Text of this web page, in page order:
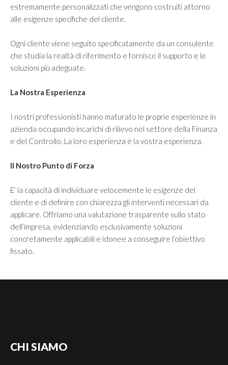
estremamente personalizzati che vengono costruiti attorno
alle esigenze specifiche del cliente.
Ogni cliente viene seguito specificatamente da un consulente
che studia la realtà di riferimento e fornisce il supporto e le
soluzioni più adeguate.
La Nostra Esperienza
I nostri professionisti hanno maturato le proprie esperienze in
azienda occupando incarichi di rilievo nel settore della Finanza
e del Controllo. La loro esperienza è la vostra esperienza.
Il Nostro Punto di Forza
E’ la capacità di individuare velocemente le esigenze del
cliente e di definire con chiarezza gli interventi necessari da
applicare. Offriamo una valutazione trasparente sullo stato
dell’impresa, evidenziando esclusivamente soluzioni
concretamente applicabili e idonee a conseguire l’obiettivo
fissato.
CHI SIAMO